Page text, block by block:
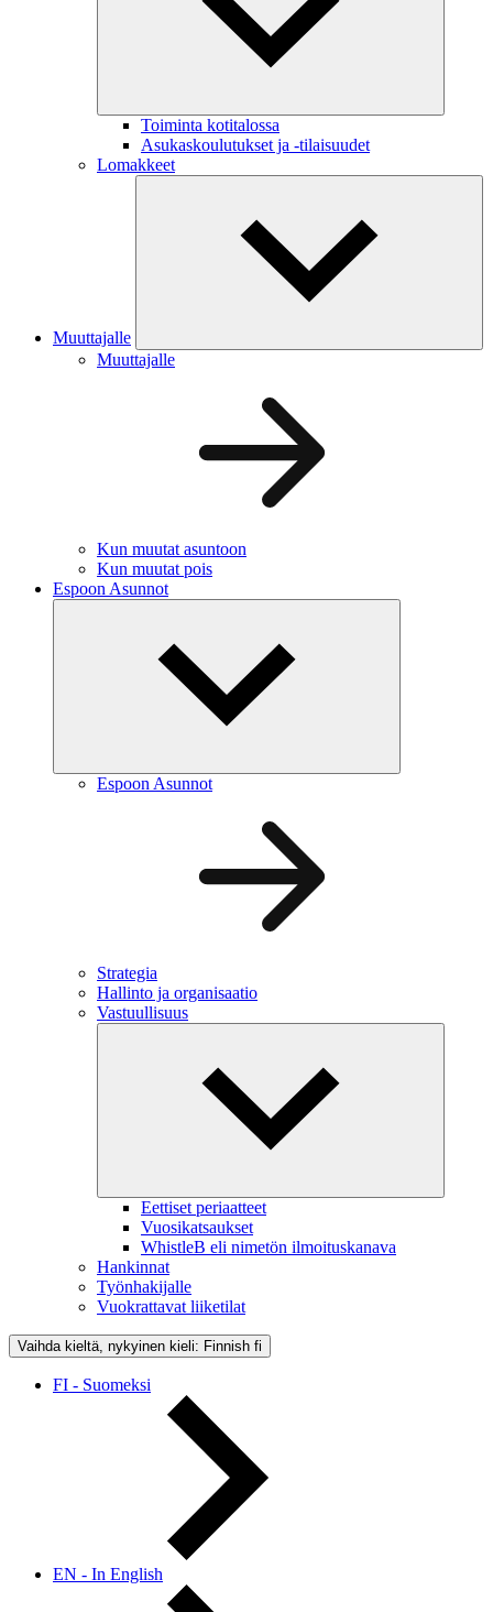
Toiminta kotitalossa
Asukaskoulutukset ja -tilaisuudet
Lomakkeet
Muuttajalle
Muuttajalle
Kun muutat asuntoon
Kun muutat pois
Espoon Asunnot
Espoon Asunnot
Strategia
Hallinto ja organisaatio
Vastuullisuus
Eettiset periaatteet
Vuosikatsaukset
WhistleB eli nimetön ilmoituskanava
Hankinnat
Työnhakijalle
Vuokrattavat liiketilat
Vaihda kieltä, nykyinen kieli: Finnish fi
FI - Suomeksi
EN - In English